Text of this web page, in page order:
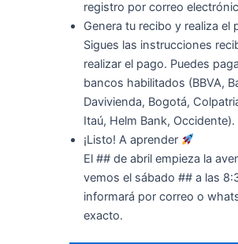
registro por correo
Genera tu recibo y realiza el
Sigues las instrucciones
realizar el pago. Puedes
bancos habilitados (BBVA,
Davivienda, Bogotá,
Itaú, Helm Bank, Occidente).
¡Listo! A aprender
El ## de abril empieza la
vemos el sábado ## a las
informará por correo o
exacto.